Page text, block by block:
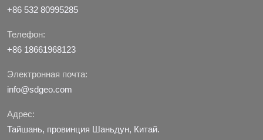
+86 532 80995285
Телефон:
+86 18661968123
Электронная почта:
info@sdgeo.com
Адрес:
Тайшань, провинция Шаньдун, Китай.